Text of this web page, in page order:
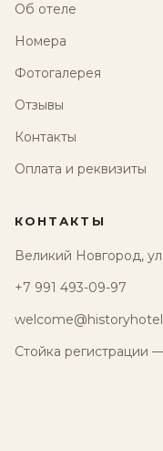
Об отеле
Номера
Фотогалерея
Отзывы
Контакты
Оплата и реквизиты
КОНТАКТЫ
Великий Новгород,
+7 991 493-09-97
Стойка регистрации